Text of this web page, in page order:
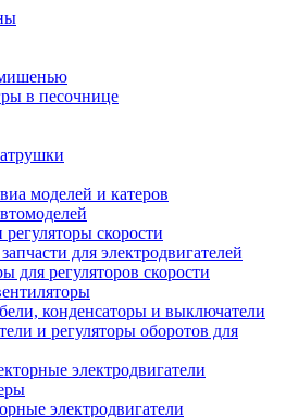
в песочнице
моделей и катеров
скорости
для электродвигателей
для регуляторов скорости
конденсаторы и выключатели
и регуляторы оборотов для
электродвигатели
электродвигатели